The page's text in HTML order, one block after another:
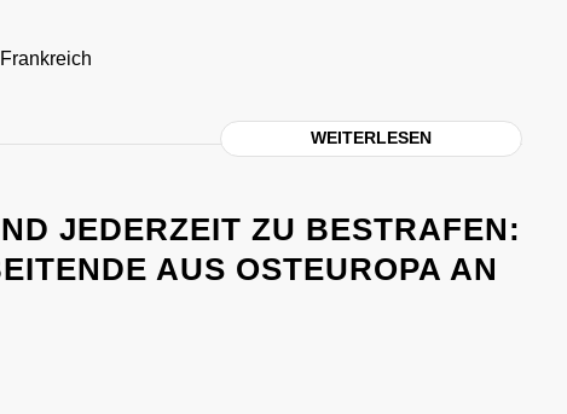
WEITERLESEN
JEDERZEIT ZU BESTRAFEN:
AUS OSTEUROPA AN